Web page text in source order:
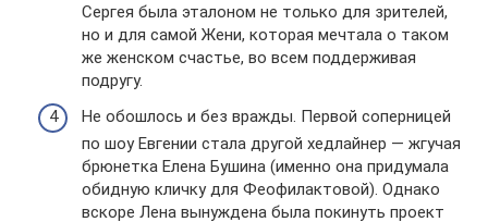
Сергея была эталоном не только для зрителей,
но и для самой Жени, которая мечтала о таком
же женском счастье, во всем поддерживая
подругу.
Не обошлось и без вражды. Первой соперницей
по шоу Евгении стала другой хедлайнер — жгучая
брюнетка Елена Бушина (именно она придумала
обидную кличку для Феофилактовой). Однако
вскоре Лена вынуждена была покинуть проект